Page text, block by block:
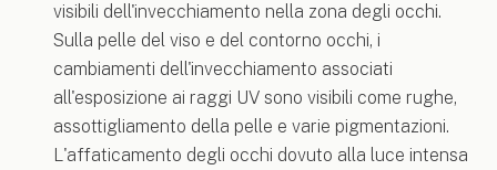
visibili dell'invecchiamento nella zona degli occhi.
Sulla pelle del viso e del contorno occhi, i
cambiamenti dell'invecchiamento associati
all'esposizione ai raggi UV sono visibili come rughe,
assottigliamento della pelle e varie pigmentazioni.
L'affaticamento degli occhi dovuto alla luce intensa